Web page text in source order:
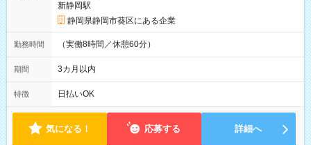
新静岡駅
静岡県静岡市葵区にある企業
勤務時間 （実働8時間／休憩60分）
期間 3カ月以内
特徴 日払いOK
気になる！ 応募する 詳細へ